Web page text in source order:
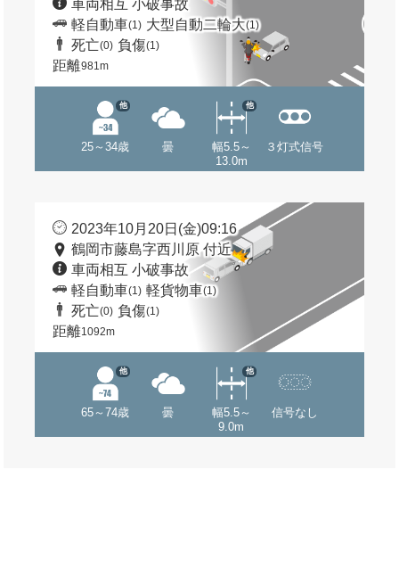
車両相互 小破事故
軽自動車(1) 大型自動二輪大(1)
死亡(0) 負傷(1)
距離981m
25～34歳
他
曇
幅5.5～
13.0m
他
３灯式信号
2023年10月20日(金)09:16
鶴岡市藤島字西川原 付近
車両相互 小破事故
軽自動車(1) 軽貨物車(1)
死亡(0) 負傷(1)
距離1092m
65～74歳
他
曇
幅5.5～
9.0m
他
信号なし